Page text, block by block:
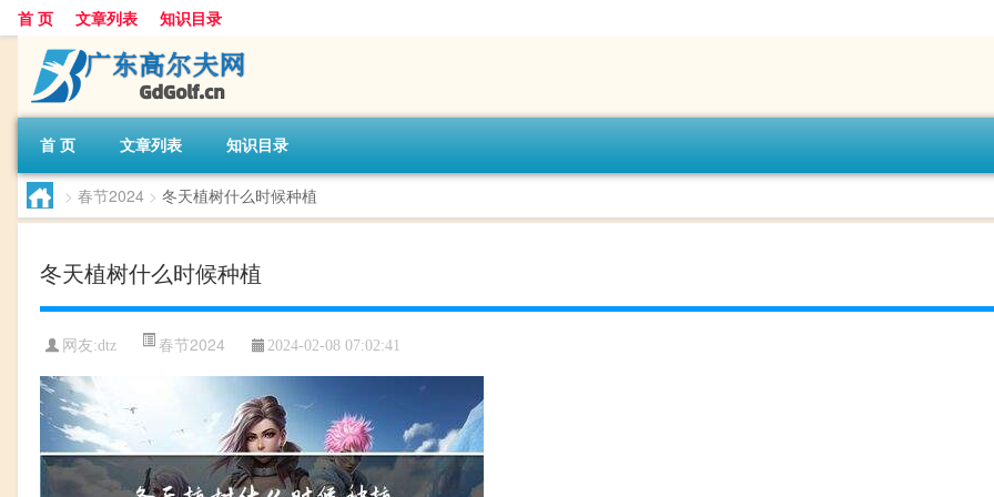
首 页 文章列表 知识目录
首 页 文章列表 知识目录
> 春节2024 > 冬天植树什么时候种植
冬天植树什么时候种植
网友:dtz 春节2024 2024-02-08 07:02:41